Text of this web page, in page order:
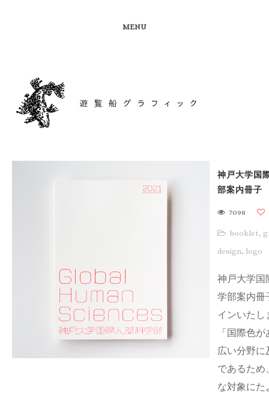
MENU
神戸大学国
部案内冊子
7098
booklet,
design, logo
神戸大学国
学部案内冊
インいたし
「国際色
広い分野に
であるため
な対象にた